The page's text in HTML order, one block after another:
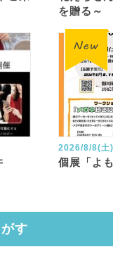
を贈る～
2026/8/8(土)
個展「よ
す